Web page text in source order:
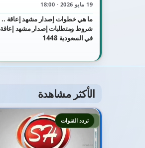
19 مايو 2026 · 18:00
ما هي خطوات إصدار مشهد إعاقة ..
شروط ومتطلبات إصدار مشهد إعاقة
في السعودية 1448
الأكثر مشاهدة
1 تردد القنوات